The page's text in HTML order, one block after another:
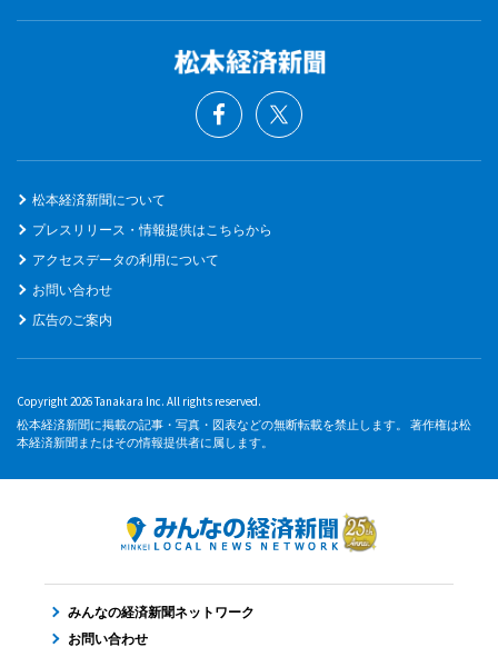
松本経済新聞について
プレスリリース・情報提供はこちらから
アクセスデータの利用について
お問い合わせ
広告のご案内
Copyright 2026 Tanakara Inc. All rights reserved.
松本経済新聞に掲載の記事・写真・図表などの無断転載を禁止します。 著作権は松
本経済新聞またはその情報提供者に属します。
みんなの経済新聞ネットワーク
お問い合わせ